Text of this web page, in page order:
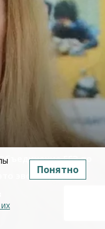
ЕГЭ по
эволюция, а не
Понятно